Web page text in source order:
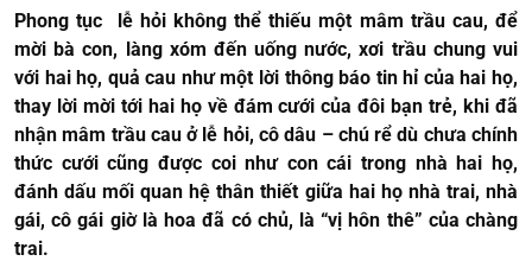
Phong tục lễ hỏi không thể thiếu một mâm trầu cau, để
mời bà con, làng xóm đến uống nước, xơi trầu chung vui
với hai họ, quả cau như một lời thông báo tin hỉ của hai họ,
thay lời mời tới hai họ về đám cưới của đôi bạn trẻ, khi đã
nhận mâm trầu cau ở lễ hỏi, cô dâu – chú rể dù chưa chính
thức cưới cũng được coi như con cái trong nhà hai họ,
đánh dấu mối quan hệ thân thiết giữa hai họ nhà trai, nhà
gái, cô gái giờ là hoa đã có chủ, là “vị hôn thê” của chàng
trai.